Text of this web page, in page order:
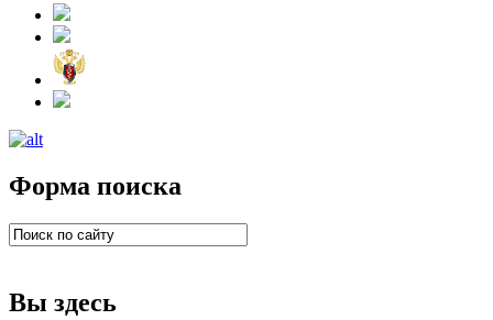
Форма поиска
Вы здесь